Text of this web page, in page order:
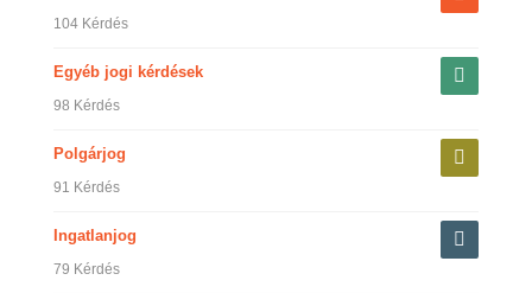
104 Kérdés
Egyéb jogi kérdések
98 Kérdés
Polgárjog
91 Kérdés
Ingatlanjog
79 Kérdés